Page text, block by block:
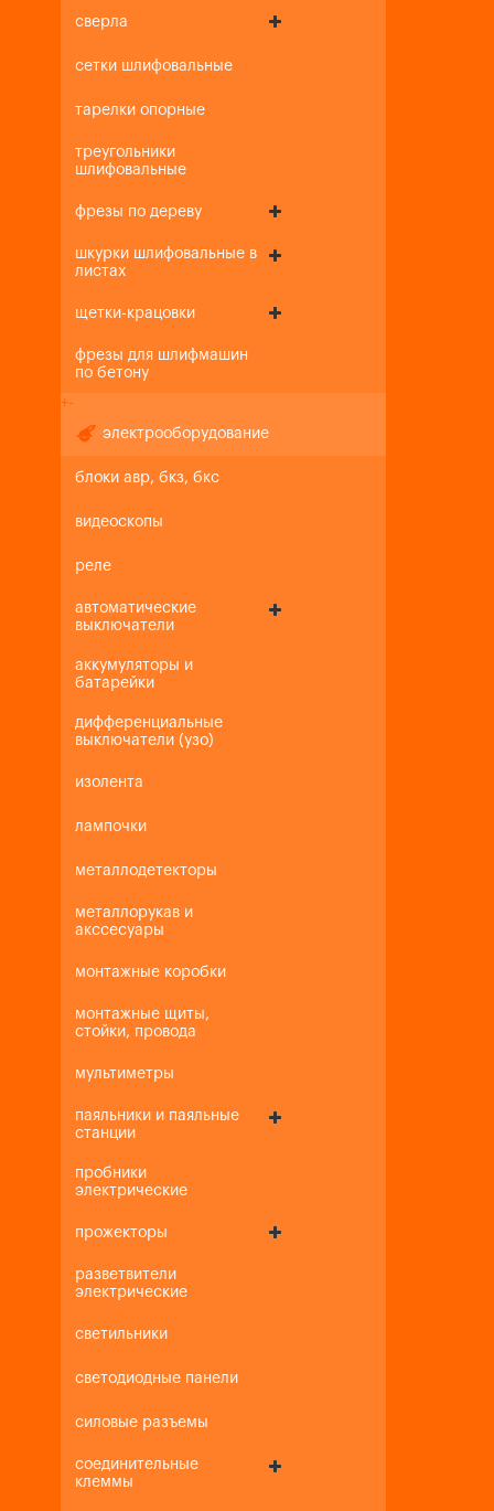
сверла
сетки шлифовальные
тарелки опорные
треугольники
шлифовальные
фрезы по дереву
шкурки шлифовальные в
листах
щетки-крацовки
фрезы для шлифмашин
по бетону
+-
электрооборудование
блоки авр, бкз, бкс
видеоскопы
реле
автоматические
выключатели
аккумуляторы и
батарейки
дифференциальные
выключатели (узо)
изолента
лампочки
металлодетекторы
металлорукав и
акссесуары
монтажные коробки
монтажные щиты,
стойки, провода
мультиметры
паяльники и паяльные
станции
пробники
электрические
прожекторы
разветвители
электрические
светильники
светодиодные панели
силовые разъемы
соединительные
клеммы